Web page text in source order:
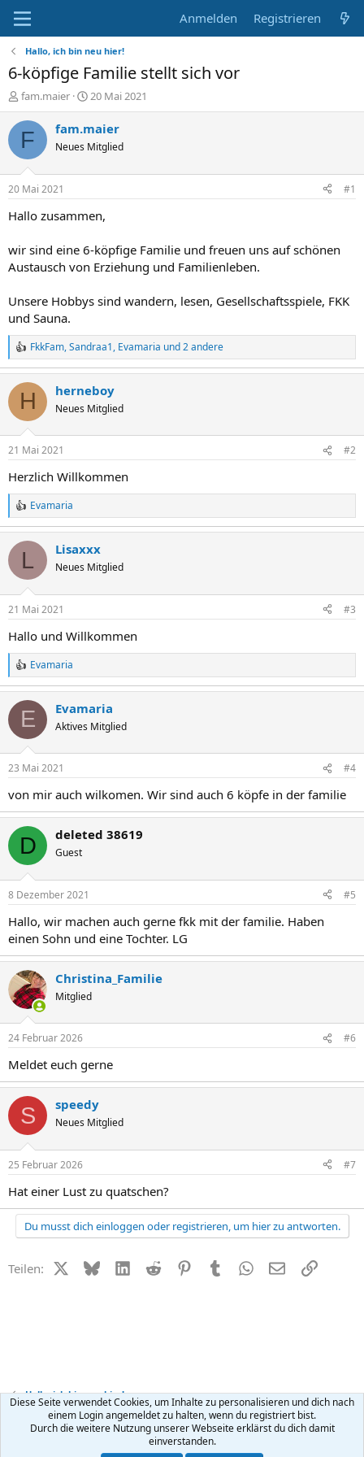
Anmelden Registrieren
Hallo, ich bin neu hier!
6-köpfige Familie stellt sich vor
E
r
s
e
r
fam.maier
E
r
s
e
t
a
20 Mai 2021
F fam.maier
Neues Mitglied
20 Mai 2021 #1
Hallo zusammen,
wir sind eine 6-köpfige Familie und freuen uns auf schönen
Austausch von Erziehung und Familienleben.
Unsere Hobbys sind wandern, lesen, Gesellschaftsspiele, FKK
und Sauna.
R
e
a
k
i
e
:
FkkFam,Sandraa1, Evamaria und 2 andere
H herneboy
Neues Mitglied
21 Mai 2021 #2
Herzlich Willkommen
R
e
k
i
e
:
Evamaria
L Lisaxxx
Neues Mitglied
21 Mai 2021 #3
Hallo und Willkommen
R
e
a
k
i
e
:
Evamaria
E Evamaria
Aktives Mitglied
23 Mai 2021 #4
von mir auch wilkomen. Wir sind auch 6 köpfe in der familie
D deleted 38619
Guest
8 Dezember 2021 #5
Hallo, wir machen auch gerne fkk mit der familie. Haben
einen Sohn und eine Tochter. LG
Christina_Familie
Mitglied
24 Februar 2026 #6
Meldet euch gerne
S speedy
Neues Mitglied
25 Februar 2026 #7
Hat einer Lust zu quatschen?
Du musst dich einloggen oder registrieren, um hier zu antworten.
Teilen: X (Twitter)
BlueskyLinkedIn
Reddit PinterestTumblr WhatsApp
E-MailLink
Hallo, ich bin neu hier!
Kontakt Nutzungsbedingungen Datenschutz Hilfe
R
Diese Seite verwendet Cookies, um Inhalte zu personalisieren und dich nach
einem Login angemeldet zu halten, wenn du registriert bist.
Durch die weitere Nutzung unserer Webseite erklärst du dich damit
einverstanden.